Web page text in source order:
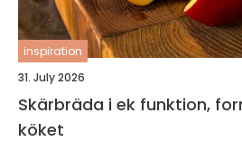
inspiration
31. July 2026
Skärbräda i ek funktion, form och omtanke i
köket